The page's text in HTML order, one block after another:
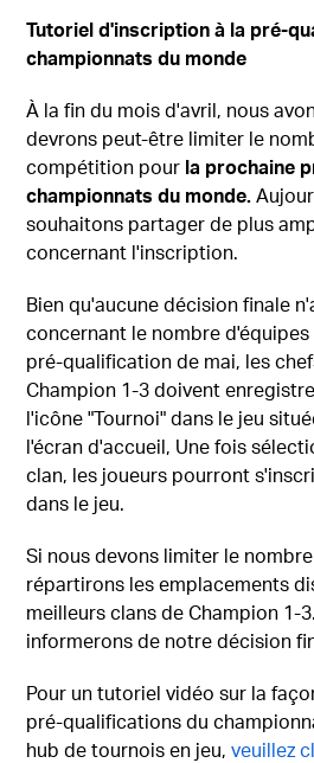
Tutoriel d'inscription à la pré-
championnats du monde
À la fin du mois d'avril, nous
devrons peut-être limiter le
compétition pour la prochaine
championnats du monde.
souhaitons partager de plus
concernant l'inscription.
Bien qu'aucune décision finale
concernant le nombre
pré-qualification de mai, les
Champion 1-3 doivent
l'icône "Tournoi" dans le jeu
l'écran d'accueil, Une fois
clan, les joueurs pourront
dans le jeu.
Si nous devons limiter le
répartirons les emplacements
meilleurs clans de Champion 1-
informerons de notre décision
Pour un tutoriel vidéo sur la
pré-qualifications du
hub de tournois en jeu,veuillez